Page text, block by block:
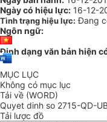
Ngày có hiệu lực: 16-12-
Tình trạng hiệu lực: Đang
Ngôn ngữ:
Định dạng văn bản hiện
MỤC LỤC
Không có mục lục
Tải về (WORD)
Quyet dinh so 2715-QD-
Tải lược đồ